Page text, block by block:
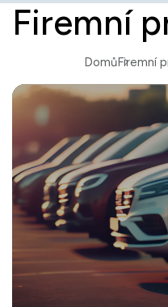
Firemní
DomůFiremní